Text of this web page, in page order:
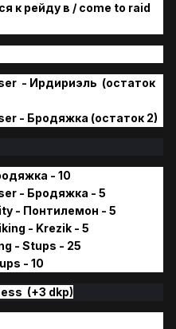
к рейду в / come to raid
- Ирдириэль (остаток
- Бродяжка (остаток 2)
- 10
- Бродяжка - 5
- Понтилемон - 5
- Krezik - 5
- Stups - 25
- 10
(+3 dkp)